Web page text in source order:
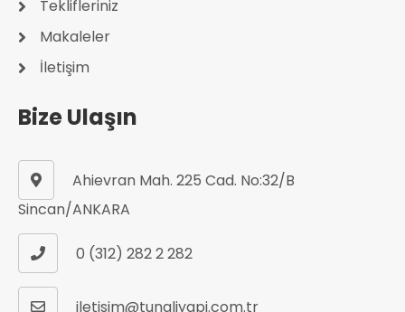
Teklifleriniz
Makaleler
İletişim
Bize Ulaşın
Ahievran Mah. 225 Cad. No:32/B
Sincan/ANKARA
0 (312) 282 2 282
iletisim@tunaliyapi.com.tr